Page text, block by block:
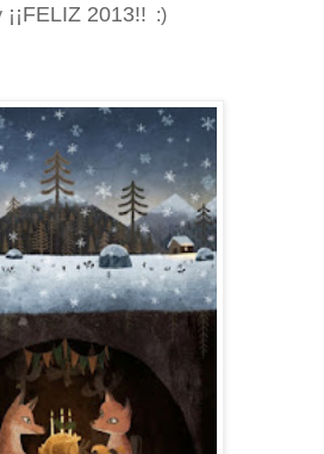
¡¡FELIZ 2013!! :)